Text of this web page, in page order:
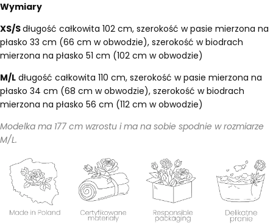
Wymiary
XS/Sdługość całkowita 102 cm, szerokość w pasie mierzona na
płasko 33 cm (66 cm w obwodzie), szerokość w biodrach
mierzona na płasko 51 cm (102 cm w obwodzie)
M/L długość całkowita 110 cm, szerokość w pasie mierzona na
płasko 34 cm (68 cm w obwodzie), szerokość w biodrach
mierzona na płasko 56 cm (112 cm w obwodzie)
Modelka ma 177 cm wzrostu i ma na sobie spodnie w rozmiarze
M/L.